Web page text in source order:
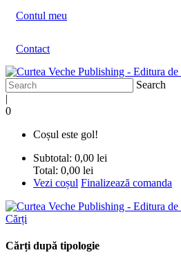
Contul meu
Contact
Search
|
0
Coșul este gol!
Subtotal: 0,00 lei
Total: 0,00 lei
Vezi coșul Finalizează comanda
Cărți
Cărți după tipologie